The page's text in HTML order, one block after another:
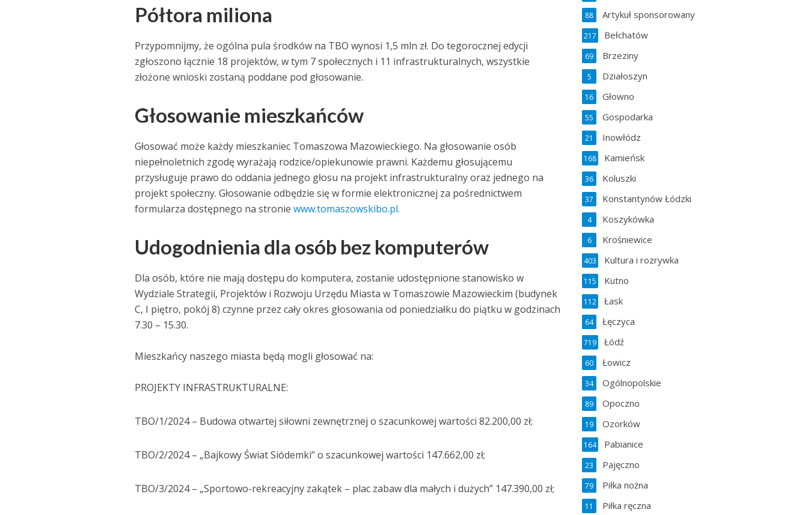
Półtora miliona
Przypomnijmy, że ogólna pula środków na TBO wynosi 1,5 mln zł. Do tegorocznej edycji
zgłoszono łącznie 18 projektów, w tym 7 społecznych i 11 infrastrukturalnych, wszystkie
złożone wnioski zostaną poddane pod głosowanie.
Głosowanie mieszkańców
Głosować może każdy mieszkaniec Tomaszowa Mazowieckiego. Na głosowanie osób
niepełnoletnich zgodę wyrażają rodzice/opiekunowie prawni. Każdemu głosującemu
przysługuje prawo do oddania jednego głosu na projekt infrastrukturalny oraz jednego na
projekt społeczny. Głosowanie odbędzie się w formie elektronicznej za pośrednictwem
formularza dostępnego na stroniewww.tomaszowskibo.pl.
Udogodnienia dla osób bez komputerów
Dla osób, które nie mają dostępu do komputera, zostanie udostępnione stanowisko w
Wydziale Strategii, Projektów i Rozwoju Urzędu Miasta w Tomaszowie Mazowieckim (budynek
C, I piętro, pokój 8) czynne przez cały okres głosowania od poniedziałku do piątku w godzinach
7.30 – 15.30.
Mieszkańcy naszego miasta będą mogli głosować na:
PROJEKTY INFRASTRUKTURALNE:
TBO/1/2024 – Budowa otwartej siłowni zewnętrznej o szacunkowej wartości 82.200,00 zł;
TBO/2/2024 – „Bajkowy Świat Siódemki” o szacunkowej wartości 147.662,00 zł;
TBO/3/2024 – „Sportowo-rekreacyjny zakątek – plac zabaw dla małych i dużych” 147.390,00 zł;
Artykuł sponsorowany
88
Bełchatów
217
Brzeziny
69
Działoszyn
5
Głowno
16
Gospodarka
55
Inowłódz
21
Kamieńsk
168
Koluszki
36
Konstantynów Łódzki
37
Koszykówka
4
Krośniewice
6
Kultura i rozrywka
403
Kutno
115
Łask
112
Łęczyca
64
Łódź
719
Łowicz
60
Ogólnopolskie
34
Opoczno
89
Ozorków
19
Pabianice
164
Pajęczno
23
Piłka nożna
79
Piłka ręczna
11